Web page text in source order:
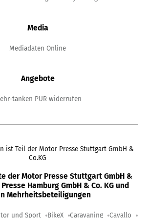
Media
Mediadaten Online
Angebote
tanken PUR widerrufen
ist Teil der Motor Presse Stuttgart GmbH &
Co.KG
der Motor Presse Stuttgart GmbH &
Hamburg GmbH & Co. KG und
Mehrheitsbeteiligungen
und Sport BikeX Caravaning Cavallo